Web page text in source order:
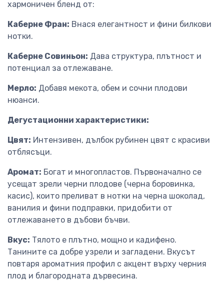
хармоничен бленд от:
Каберне Фран: Внася елегантност и фини билкови
нотки.
Каберне Совиньон: Дава структура, плътност и
потенциал за отлежаване.
Мерло: Добавя мекота, обем и сочни плодови
нюанси.
Дегустационни характеристики:
Цвят: Интензивен, дълбок рубинен цвят с красиви
отблясъци.
Аромат: Богат и многопластов. Първоначално се
усещат зрели черни плодове (черна боровинка,
касис), които преливат в нотки на черна шоколад,
ванилия и фини подправки, придобити от
отлежаването в дъбови бъчви.
Вкус: Тялото е плътно, мощно и кадифено.
Танините са добре узрели и загладени. Вкусът
повтаря ароматния профил с акцент върху черния
плод и благородната дървесина.